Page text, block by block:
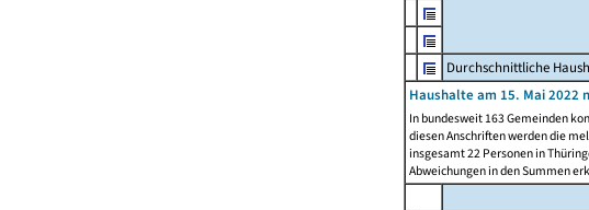
Durchschnittliche
Haushalte am 15. Mai 2022
In bundesweit 163 Gemeinden
diesen Anschriften werden die
insgesamt 22 Personen in
Abweichungen in den Summen